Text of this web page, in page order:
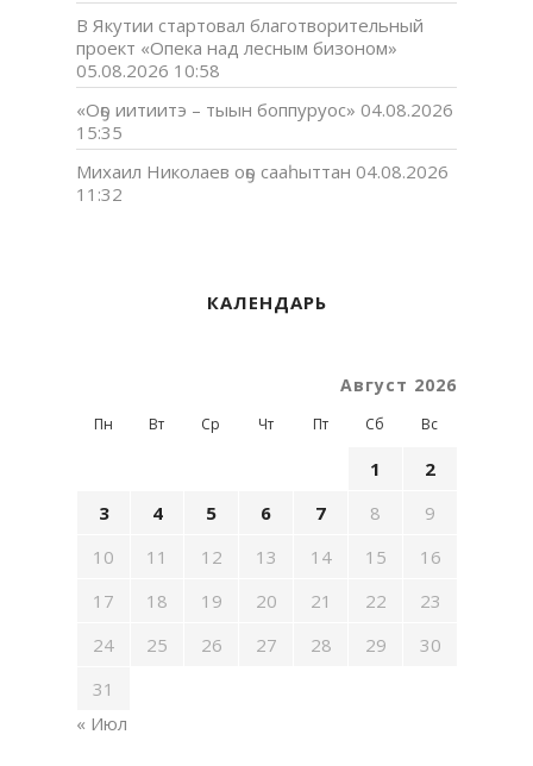
В Якутии стартовал благотворительный
проект «Опека над лесным бизоном»
05.08.2026 10:58
«Оҕо иитиитэ – тыын боппуруос» 04.08.2026
15:35
Михаил Николаев оҕо сааһыттан 04.08.2026
11:32
КАЛЕНДАРЬ
Август 2026
Пн Вт Ср Чт Пт Сб Вс
1
2
3
4 5 6 7 8
9
10
11 12 13 14 15
16
17
18 19 20 21 22
23
24
25 26 27 28 29
30
31
« Июл